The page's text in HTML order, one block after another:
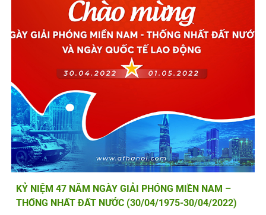
KỶ NIỆM 47 NĂM NGÀY GIẢI PHÓNG MIỀN NAM –
THỐNG NHẤT ĐẤT NƯỚC (30/04/1975-30/04/2022)